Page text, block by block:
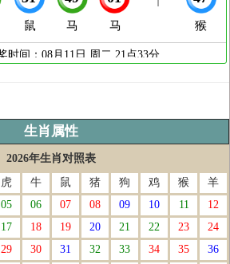
生肖属性
2026年生肖对照表
虎 牛 鼠 猪 狗 鸡 猴
羊
05 06 07 08 09 10 11
12
17 18 19 20 21 22 23
24
29 30 31 32 33 34 35
36